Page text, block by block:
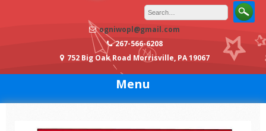
ogniwopl@gmail.com
267-566-6208
752 Big Oak Road Morrisville, PA 19067
Menu